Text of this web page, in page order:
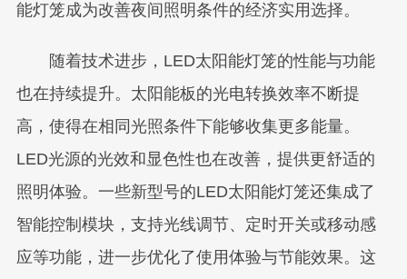
能灯笼成为改善夜间照明条件的经济实用选择。
随着技术进步，LED太阳能灯笼的性能与功能
也在持续提升。太阳能板的光电转换效率不断提
高，使得在相同光照条件下能够收集更多能量。
LED光源的光效和显色性也在改善，提供更舒适的
照明体验。一些新型号的LED太阳能灯笼还集成了
智能控制模块，支持光线调节、定时开关或移动感
应等功能，进一步优化了使用体验与节能效果。这